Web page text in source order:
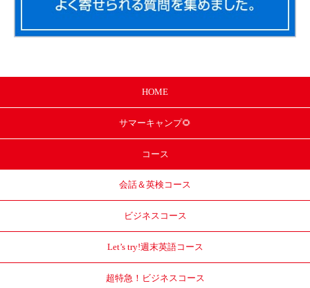
HOME
サマーキャンプ🌻
コース
会話＆英検コース
ビジネスコース
Let’s try!週末英語コース
超特急！ ビジネスコース